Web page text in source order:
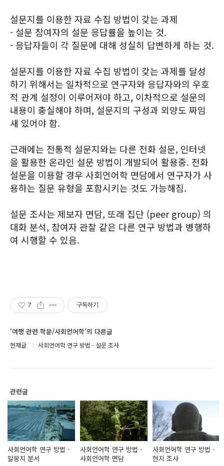
설문지를 이용한 자료 수집 방법이 갖는 과제
- 설문 참여자의 설문 응답률을 높이는 것.
- 응답자들이 각 질문에 대해 성실히 답변하게 하는 것.
설문지를 이용한 자료 수집 방법이 갖는 과제를 달성
하기 위해서는 일차적으로 연구자와 응답자와의 우호
적 관계 설정이 이루어져야 하고, 이차적으로 설문의
내용이 충실해야 하며, 설문지의 구성과 외양도 짜임
새 있어야 함.
근래에는 전통적 설문지와는 다른 전화 설문, 인터넷
을 활용한 온라인 설문 방법이 개발되어 활용중. 전화
설문을 이용할 경우 사회언어학 면담에서 연구자가 사
용하는 질문 유형을 포함시키는 것도 가능해짐.
설문 조사는 제보자 면담, 또래 집단 (peer group) 의
대화 분석, 참여자 관찰 같은 다른 연구 방법과 병행하
여 시행할 수 있음.
7 구독하기
'여행 관련 학문/사회언어학'의 다른글
현재글 사회언어학 연구 방법 - 설문 조사
관련글
사회언어학 연구 방법 -
말뭉치 분서
사회언어학 연구 방법 -
사회언어학 면담
사회언어학 연구 방법 -
현지 조사